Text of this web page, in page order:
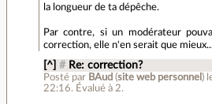
la longueur de ta dépêche.
Par contre, si un modérateur
correction, elle n'en serait que mieux...
[^] # Re: correction?
Posté par BAud (site web personnel )
22:16. Évalué à 2.